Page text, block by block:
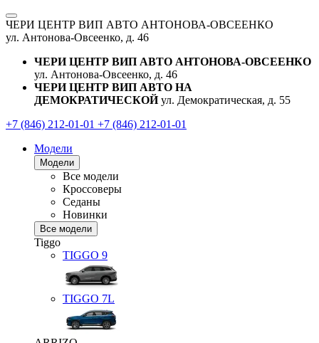
ЧЕРИ ЦЕНТР ВИП АВТО АНТОНОВА-ОВСЕЕНКО
ул. Антонова-Овсеенко, д. 46
ЧЕРИ ЦЕНТР ВИП АВТО АНТОНОВА-ОВСЕЕНКО
ул. Антонова-Овсеенко, д. 46
ЧЕРИ ЦЕНТР ВИП АВТО НА
ДЕМОКРАТИЧЕСКОЙ ул. Демократическая, д. 55
+7 (846) 212-01-01 +7 (846) 212-01-01
Модели
Модели
Все модели
Кроссоверы
Седаны
Новинки
Все модели
Tiggo
TIGGO 9
TIGGO 7L